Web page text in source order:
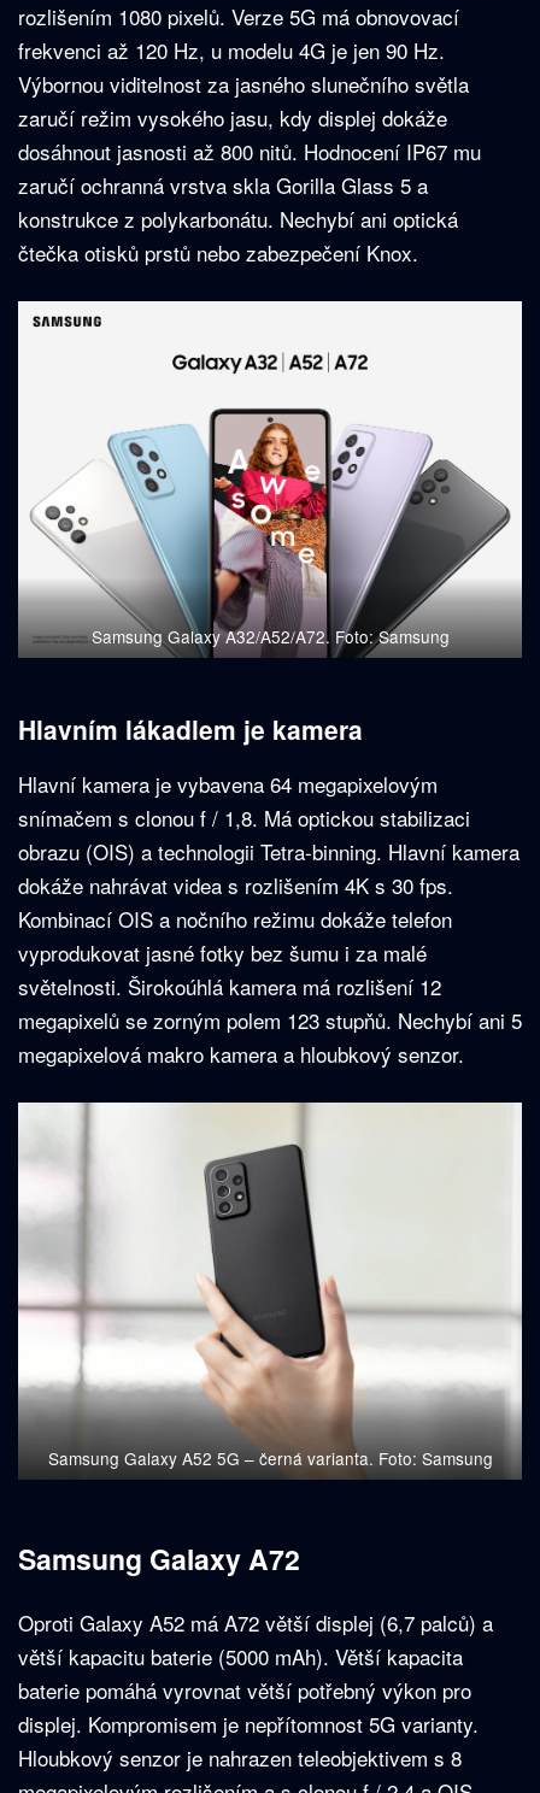
rozlišením 1080 pixelů. Verze 5G má obnovovací
frekvenci až 120 Hz, u modelu 4G je jen 90 Hz.
Výbornou viditelnost za jasného slunečního světla
zaručí režim vysokého jasu, kdy displej dokáže
dosáhnout jasnosti až 800 nitů. Hodnocení IP67 mu
zaručí ochranná vrstva skla Gorilla Glass 5 a
konstrukce z polykarbonátu. Nechybí ani optická
čtečka otisků prstů nebo zabezpečení Knox.
Samsung Galaxy A32/A52/A72. Foto: Samsung
Hlavním lákadlem je kamera
Hlavní kamera je vybavena 64 megapixelovým
snímačem s clonou f / 1,8. Má optickou stabilizaci
obrazu (OIS) a technologii Tetra-binning. Hlavní kamera
dokáže nahrávat videa s rozlišením 4K s 30 fps.
Kombinací OIS a nočního režimu dokáže telefon
vyprodukovat jasné fotky bez šumu i za malé
světelnosti. Širokoúhlá kamera má rozlišení 12
megapixelů se zorným polem 123 stupňů. Nechybí ani 5
megapixelová makro kamera a hloubkový senzor.
Samsung Galaxy A52 5G – černá varianta. Foto: Samsung
Samsung Galaxy A72
Oproti Galaxy A52 má A72 větší displej (6,7 palců) a
větší kapacitu baterie (5000 mAh). Větší kapacita
baterie pomáhá vyrovnat větší potřebný výkon pro
displej. Kompromisem je nepřítomnost 5G varianty.
Hloubkový senzor je nahrazen teleobjektivem s 8